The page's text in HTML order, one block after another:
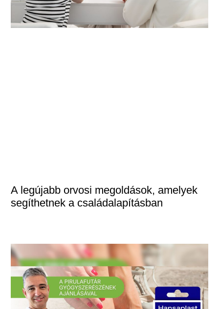
A legújabb orvosi megoldások, amelyek
segíthetnek a családalapításban